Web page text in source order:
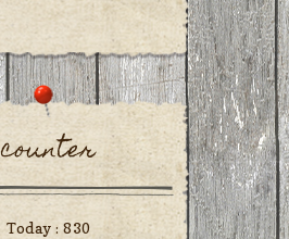
counter
Today :830